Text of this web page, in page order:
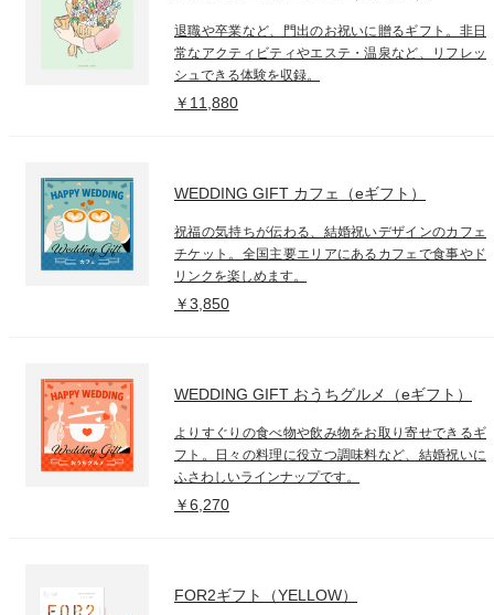
退職や卒業など、門出のお祝いに贈るギフト。非日
常なアクティビティやエステ・温泉など、リフレッ
シュできる体験を収録。
￥11,880
WEDDING GIFT カフェ（eギフト）
祝福の気持ちが伝わる、結婚祝いデザインのカフェ
チケット。全国主要エリアにあるカフェで食事やド
リンクを楽しめます。
￥3,850
WEDDING GIFT おうちグルメ（eギフト）
よりすぐりの食べ物や飲み物をお取り寄せできるギ
フト。日々の料理に役立つ調味料など、結婚祝いに
ふさわしいラインナップです。
￥6,270
FOR2ギフト（YELLOW）